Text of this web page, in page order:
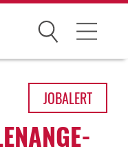
Suchen
JOBALERT